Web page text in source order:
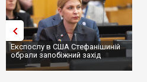
Експослу в США Стефанішиній
обрали запобіжний захід